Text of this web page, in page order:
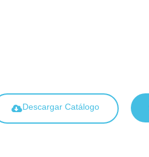
Descargar Catálogo